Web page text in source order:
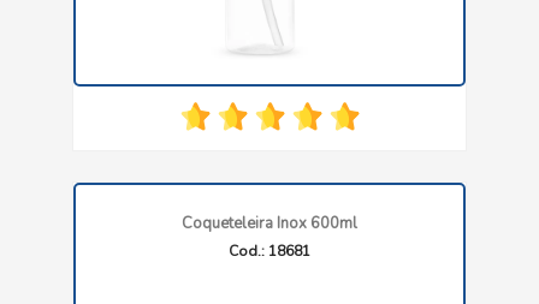
Coqueteleira Inox 600ml
Cod.: 18681